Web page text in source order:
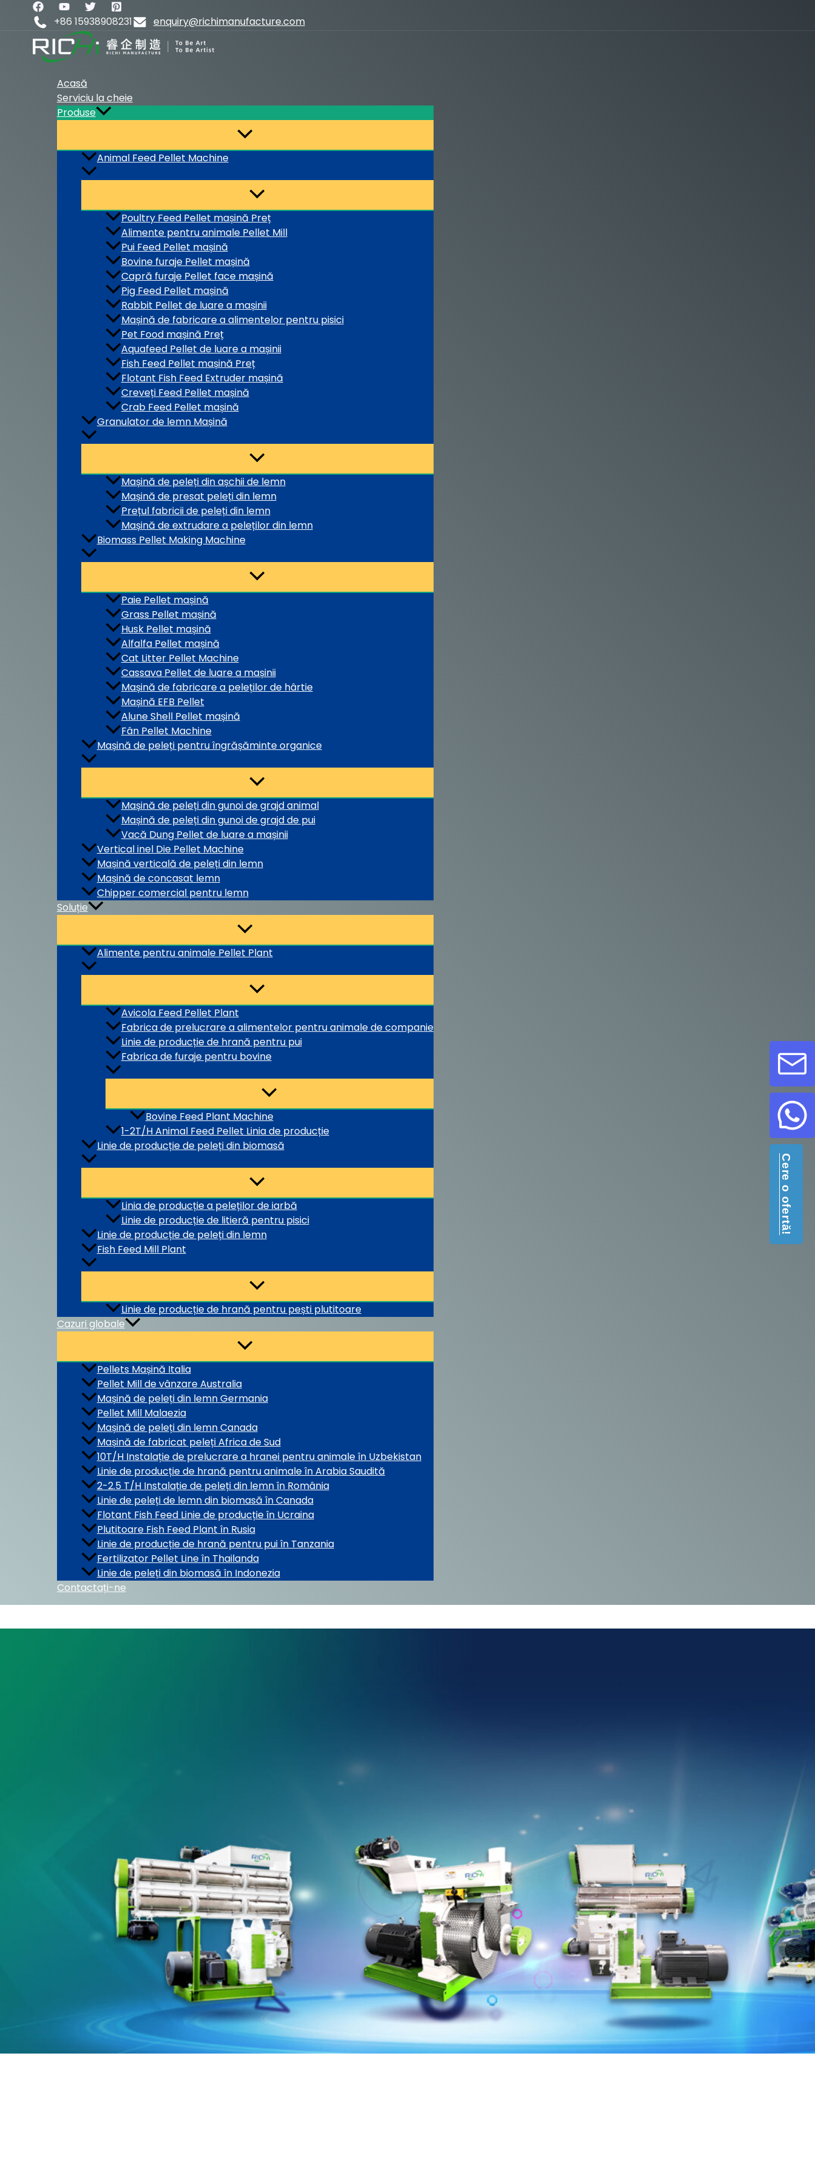
content
+86 15938908231 enquiry@richimanufacture.com
Acasă
Serviciu la cheie
Produse
Animal Feed Pellet Machine
Poultry Feed Pellet mașină Preț
Alimente pentru animale Pellet Mill
Pui Feed Pellet mașină
Bovine furaje Pellet mașină
Capră furaje Pellet face mașină
Pig Feed Pellet mașină
Rabbit Pellet de luare a mașinii
Mașină de fabricare a alimentelor pentru pisici
Pet Food mașină Preț
Aquafeed Pellet de luare a mașinii
Fish Feed Pellet mașină Preț
Flotant Fish Feed Extruder mașină
Creveți Feed Pellet mașină
Crab Feed Pellet mașină
Granulator de lemn Mașină
Mașină de peleți din așchii de lemn
Mașină de presat peleți din lemn
Prețul fabricii de peleți din lemn
Mașină de extrudare a peleților din lemn
Biomass Pellet Making Machine
Paie Pellet mașină
Grass Pellet mașină
Husk Pellet mașină
Alfalfa Pellet mașină
Cat Litter Pellet Machine
Cassava Pellet de luare a mașinii
Mașină de fabricare a peleților de hârtie
Mașină EFB Pellet
Alune Shell Pellet mașină
Fân Pellet Machine
Mașină de peleți pentru îngrășăminte organice
Mașină de peleți din gunoi de grajd animal
Mașină de peleți din gunoi de grajd de pui
Vacă Dung Pellet de luare a mașinii
Vertical inel Die Pellet Machine
Mașină verticală de peleți din lemn
Mașină de concasat lemn
Chipper comercial pentru lemn
Soluție
Alimente pentru animale Pellet Plant
Avicola Feed Pellet Plant
Fabrica de prelucrare a alimentelor pentru animale de companie
Linie de producție de hrană pentru pui
Fabrica de furaje pentru bovine
Bovine Feed Plant Machine
1-2T/H Animal Feed Pellet Linia de producție
Linie de producție de peleți din biomasă
Linia de producție a peleților de iarbă
Linie de producție de litieră pentru pisici
Linie de producție de peleți din lemn
Fish Feed Mill Plant
Linie de producție de hrană pentru pești plutitoare
Cazuri globale
Pellets Mașină Italia
Pellet Mill de vânzare Australia
Mașină de peleți din lemn Germania
Pellet Mill Malaezia
Mașină de peleți din lemn Canada
Mașină de fabricat peleți Africa de Sud
10T/H Instalație de prelucrare a hranei pentru animale în Uzbekistan
Linie de producție de hrană pentru animale în Arabia Saudită
2-2.5 T/H Instalație de peleți din lemn în România
Linie de peleți de lemn din biomasă în Canada
Flotant Fish Feed Linie de producție în Ucraina
Plutitoare Fish Feed Plant în Rusia
Linie de producție de hrană pentru pui în Tanzania
Fertilizator Pellet Line în Thailanda
Linie de peleți din biomasă în Indonezia
Contactați-ne
Cere o ofertă!